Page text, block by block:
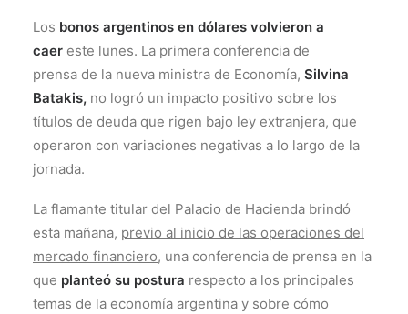
Los bonos argentinos en dólares volvieron a
caer este lunes. La primera conferencia de
prensa de la nueva ministra de Economía, Silvina
Batakis, no logró un impacto positivo sobre los
títulos de deuda que rigen bajo ley extranjera, que
operaron con variaciones negativas a lo largo de la
jornada.
La flamante titular del Palacio de Hacienda brindó
esta mañana, previo al inicio de las operaciones del
mercado financiero, una conferencia de prensa en la
que planteó su postura respecto a los principales
temas de la economía argentina y sobre cómo